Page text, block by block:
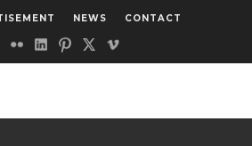
NEWS CONTACT